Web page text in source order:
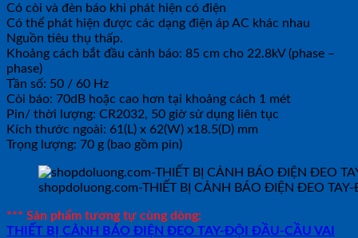
Có còi và đèn báo khi phát hiện có điện
Có thể phát hiện được các dạng điện áp AC khác nhau
Nguồn tiêu thụ thấp.
Khoảng cách bắt đầu cảnh báo: 85 cm cho 22.8kV (phase –
phase)
Tần số: 50 / 60 Hz
Còi báo: 70dB hoặc cao hơn tại khoảng cách 1 mét
Pin/ thời lượng: CR2032, 50 giờ sử dụng liên tục
Kích thước ngoài: 61(L) x 62(W) x18.5(D) mm
Trọng lượng: 70 g (bao gồm pin)
shopdoluong.com-THIẾT BỊ CẢNH BÁO ĐIỆN ĐEO
*** Sản phẩm tương tự cùng dòng:
THIẾT BỊ CẢNH BÁO ĐIỆN ĐEO TAY-ĐỘI ĐẦU-CẦU VAI